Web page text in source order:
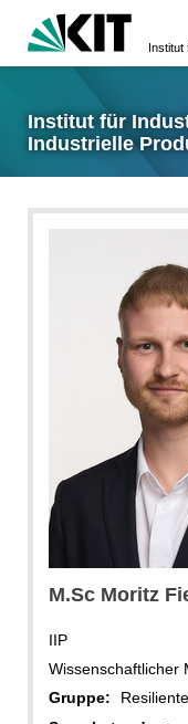
Institut für
Industrielle
M.Sc Moritz
IIP
Wissenschaftlicher
Gruppe: